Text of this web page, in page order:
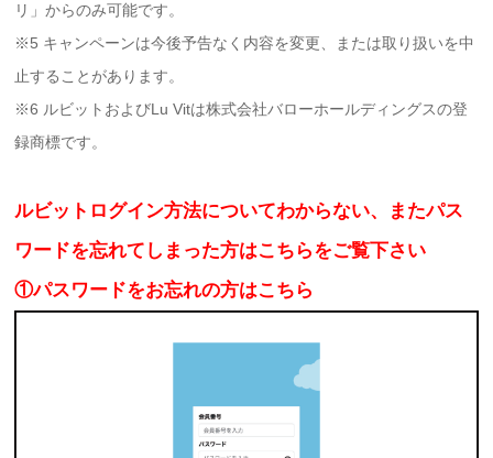
リ」からのみ可能です。
※5 キャンペーンは今後予告なく内容を変更、または取り扱いを中
止することがあります。
※6 ルビットおよびLu Vitは株式会社バローホールディングスの登
録商標です。
ルビットログイン方法についてわからない、またパス
ワードを忘れてしまった方はこちらをご覧下さい
①パスワードをお忘れの方はこちら